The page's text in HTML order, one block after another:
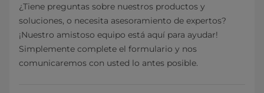
¿Tiene preguntas sobre nuestros productos y
soluciones, o necesita asesoramiento de expertos?
¡Nuestro amistoso equipo está aquí para ayudar!
Simplemente complete el formulario y nos
comunicaremos con usted lo antes posible.